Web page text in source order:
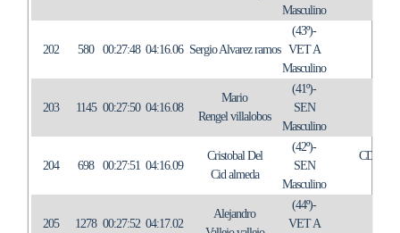
Masculino
202 580 00:27:48 04:16.06 Sergio Alvarez ramos
(43º)-
VET A
Masculino
203 1145 00:27:50 04:16.08
Mario
Rengel villalobos
(41º)-
SEN
Masculino
204 698 00:27:51 04:16.09
Cristobal Del
Cid almeda
(42º)-
SEN
Masculino
205 1278 00:27:52 04:17.02
Alejandro
(44º)-
VET A